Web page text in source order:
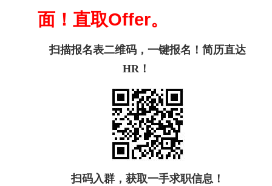
面！直取Offer。
扫描报名表二维码，一键报名！简历直达
HR！
扫码入群，获取一手求职信息！